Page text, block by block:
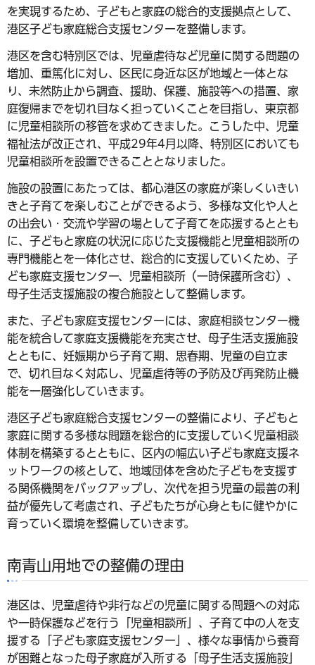
を実現するため、子どもと家庭の総合的支援拠点として、
港区子ども家庭総合支援センターを整備します。
港区を含む特別区では、児童虐待など児童に関する問題の
増加、重篤化に対し、区民に身近な区が地域と一体とな
り、未然防止から調査、援助、保護、施設等への措置、家
庭復帰までを切れ目なく担っていくことを目指し、東京都
に児童相談所の移管を求めてきました。こうした中、児童
福祉法が改正され、平成29年4月以降、特別区においても
児童相談所を設置できることとなりました。
施設の設置にあたっては、都心港区の家庭が楽しくいきい
きと子育てを楽しむことができるよう、多様な文化や人と
の出会い・交流や学習の場として子育てを応援するととも
に、子どもと家庭の状況に応じた支援機能と児童相談所の
専門機能とを一体化させ、総合的に支援していくため、子
ども家庭支援センター、児童相談所（一時保護所含む）、
母子生活支援施設の複合施設として整備します。
また、子ども家庭支援センターには、家庭相談センター機
能を統合して家庭支援機能を充実させ、母子生活支援施設
とともに、妊娠期から子育て期、思春期、児童の自立ま
で、切れ目なく対応し、児童虐待等の予防及び再発防止機
能を一層強化していきます。
港区子ども家庭総合支援センターの整備により、子どもと
家庭に関する多様な問題を総合的に支援していく児童相談
体制を構築するとともに、区内の幅広い子ども家庭支援ネ
ットワークの核として、地域団体を含めた子どもを支援す
る関係機関をバックアップし、次代を担う児童の最善の利
益が優先して考慮され、子どもたちが心身ともに健やかに
育っていく環境を整備していきます。
南青山用地での整備の理由
港区は、児童虐待や非行などの児童に関する問題への対応
や一時保護などを行う「児童相談所」、子育て中の人を支
援する「子ども家庭支援センター」、様々な事情から養育
が困難となった母子家庭が入所する「母子生活支援施設」